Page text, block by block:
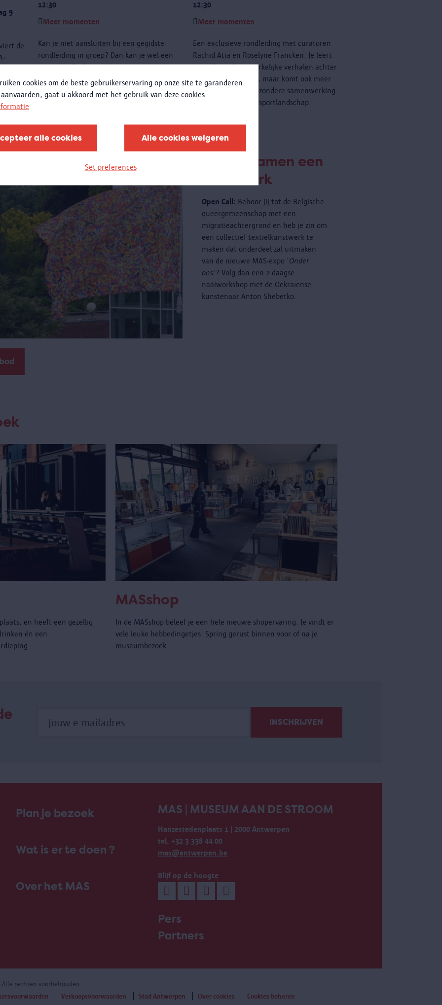
cookies om de beste gebruikerservaring op onze site te garanderen.
gaat u akkoord met het gebruik van deze cookies.
alle cookies Alle cookies weigeren
Set preferences
9
de
12:30
Meer momenten
Kan je niet aansluiten bij een gegidste
rondleiding in groep? Dan kan je wel een
instaprondleiding volgen.
12:30
Meer momenten
Een exclusieve rondleiding met curatoren
Rachid Atia en Roselyne Francken. Je leert
niet alleen de opmerkelijke verhalen achter
de objecten kennen, maar komt ook meer
te weten over de bijzondere samenwerking
met het Antwerpse sportlandschap.
Creëer samen een
kunstwerk
Open Call: Behoor jij tot de Belgische
queergemeenschap met een
migratieachtergrond en heb je zin om
een collectief textielkunstwerk te
maken dat onderdeel zal uitmaken
van de nieuwe MAS-expo 'Onder
ons'? Volg dan een 2-daagse
naaiworkshop met de Oekraïense
kunstenaar Anton Shebetko.
en heeft een gezellig
én een
MASshop
In de MASshop beleef je een hele nieuwe shopervaring. Je vindt er
vele leuke hebbedingetjes. Spring gerust binnen voor of na je
museumbezoek.
Plan je bezoek
Wat is er te doen ?
Over het MAS
MAS | MUSEUM AAN DE STROOM
Hanzestedenplaats 1 | 2000 Antwerpen
tel. +32 3 338 44 00
mas@antwerpen.be
Blijf op de hoogte
Pers
Partners
Alle rechten voorbehouden
Verkoopsvoorwaarden Stad Antwerpen Over cookies Cookies beheren